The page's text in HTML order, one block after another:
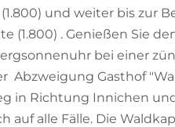
und weiter bis zur
(1.800) . Genießen Sie
bei einer
Abzweigung Gasthof
in Richtung Innichen
auf alle Fälle. Die